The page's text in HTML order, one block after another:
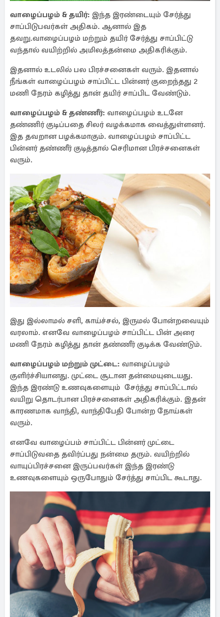
வாழைப்பழம் & தயிர்: இந்த இரண்டையும் சேர்த்து
சாப்பிடுபவர்கள் அதிகம். ஆனால் இத
தவறு.வாழைப்பழம் மற்றும் தயிர் சேர்த்து சாப்பிட்டு
வந்தால் வயிற்றில் அமிலத்தன்மை அதிகரிக்கும்.
இதனால் உடலில் பல பிரச்சனைகள் வரும். இதனால்
நீங்கள் வாழைப்பழம் சாப்பிட்ட பின்னர் குறைந்தது 2
மணி நேரம் கழித்து தான் தயிர் சாப்பிட வேண்டும்.
வாழைப்பழம் & தண்ணீர்: வாழைப்பழம் உடனே
தண்ணிர் குடிப்பதை சிலர் வழக்கமாக வைத்துள்ளனர்.
இத தவறான பழக்கமாகும். வாழைப்பழம் சாப்பிட்ட
பின்னர் தண்ணீர் குடித்தால் செரிமான பிரச்சனைகள்
வரும்.
இது இல்லாமல் சளி, காய்ச்சல், இருமல் போன்றவையும்
வரலாம். எனவே வாழைப்பழம் சாப்பிட்ட பின் அரை
மணி நேரம் கழித்து தான் தண்ணீர் குடிக்க வேண்டும்.
வாழைப்பழம் மற்றும் முட்டை: வாழைப்பழம்
குளிர்ச்சியானது. முட்டை சூடான தன்மையுடையது.
இந்த இரண்டு உணவுகளையும் சேர்த்து சாப்பிட்டால்
வயிறு தொடர்பான பிரச்சனைகள் அதிகரிக்கும். இதன்
காரணமாக வாந்தி, வாந்திபேதி போன்ற நோய்கள்
வரும்.
எனவே வாழைப்பம் சாப்பிட்ட பின்னர் முட்டை
சாப்பிடுவதை தவிர்ப்பது நன்மை தரும். வயிற்றில்
வாயுப்பிரச்சனை இருப்பவர்கள் இந்த இரண்டு
உணவுகளையும் ஒருபோதும் சேர்த்து சாப்பிட கூடாது.